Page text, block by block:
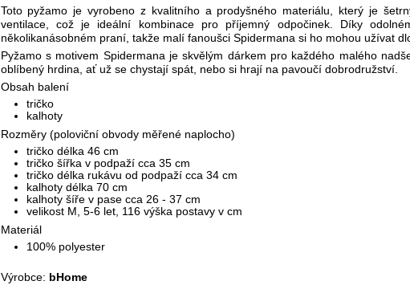
Toto pyžamo je vyrobeno z kvalitního a prodyšného materiálu, který je
ventilace, což je ideální kombinace pro příjemný odpočinek. Díky
několikanásobném praní, takže malí fanoušci Spidermana si ho mohou užívat
Pyžamo s motivem Spidermana je skvělým dárkem pro každého malého
oblíbený hrdina, ať už se chystají spát, nebo si hrají na pavoučí dobrodružství.
Obsah balení
tričko
kalhoty
Rozměry (poloviční obvody měřené naplocho)
tričko délka 46 cm
tričko šířka v podpaží cca 35 cm
tričko délka rukávu od podpaží cca 34 cm
kalhoty délka 70 cm
kalhoty šíře v pase cca 26 - 37 cm
velikost M, 5-6 let, 116 výška postavy v cm
Materiál
100% polyester
Výrobce: bHome